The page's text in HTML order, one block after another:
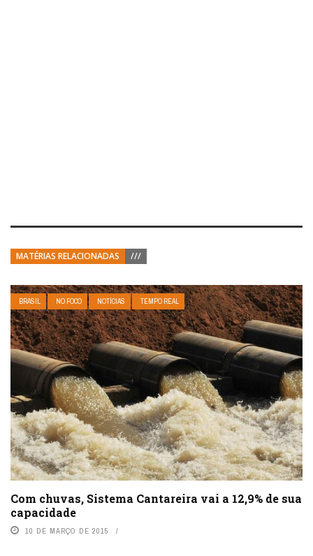
MATÉRIAS RELACIONADAS ///
BRASIL NO FOCO NOTÍCIAS TEMPO REAL
Com chuvas, Sistema Cantareira vai a 12,9% de sua
capacidade
10 DE MARÇO DE 2015